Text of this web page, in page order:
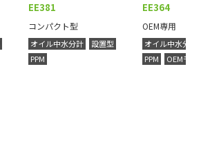
EE381
コンパクト型
オイル中水分計
設置型
PPM
EE364
OEM専用
オイル中水分計
PPM
OEMモデ